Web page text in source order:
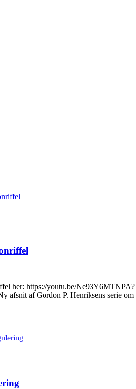
her: https://youtu.be/Ne93Y6MTNPA?
afsnit af Gordon P. Henriksens serie om